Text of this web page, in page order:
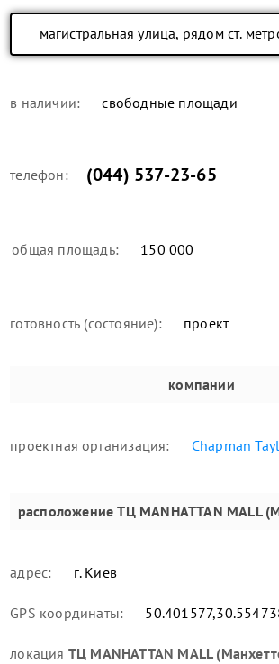
магистральная улица, рядом ст.
в наличии: свободные площади
телефон: (044) 537-23-65
общая площадь: 150 000
готовность (состояние): проект
компании
проектная организация: Chapman
расположение ТЦ MANHATTAN MALL
адрес: г. Киев
GPS координаты:
локация ТЦ MANHATTAN MALL